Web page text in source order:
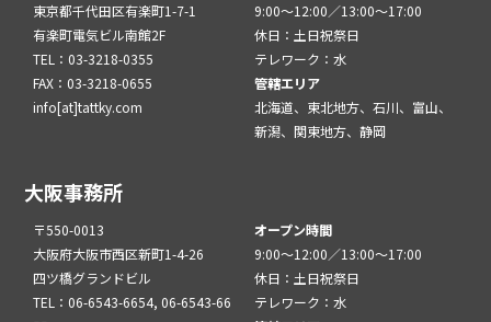
東京都千代田区有楽町1-7-1
有楽町電気ビル南館2F
TEL：03-3218-0355
FAX：03-3218-0655
info[at]tattky.com
9:00～12:00／13:00～17:00
休日：土日祝祭日
テレワーク：水
管轄エリア
北海道、東北地方、石川、富山、
新潟、関東地方、静岡
大阪事務所
〒550-0013
大阪府大阪市西区新町1-4-26
四ツ橋グランドビル
TEL：06-6543-6654, 06-6543-66
オープン時間
9:00～12:00／13:00～17:00
休日：土日祝祭日
テレワーク：水